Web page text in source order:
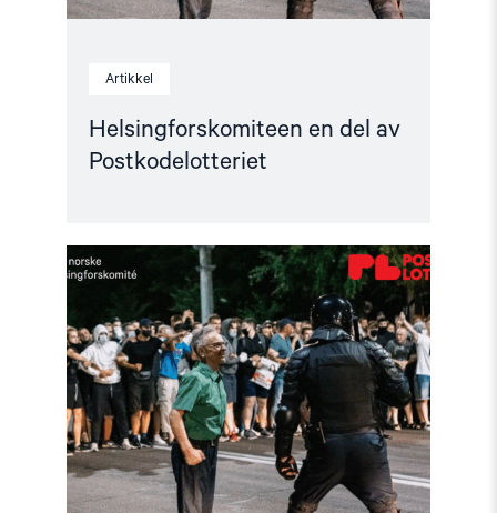
Artikkel
Helsingforskomiteen en del av
Postkodelotteriet
Read
article
"Sammen
for
en
bedre
verden
–
med
støtte
fra
Postkodelotteriet"